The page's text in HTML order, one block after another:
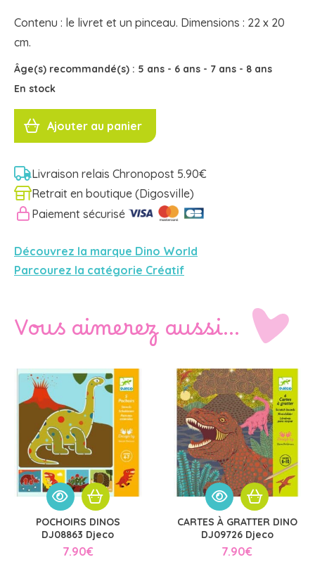
Contenu : le livret et un pinceau. Dimensions : 22 x 20
cm.
Âge(s) recommandé(s) : 5 ans - 6 ans - 7 ans - 8 ans
En stock
quantité
LIVRET
AQUARELLESAjouter au panier
Livraison relais Chronopost 5.90€
Retrait en boutique (Digosville)
Paiement sécurisé
Découvrez la marque Dino World
Parcourez la catégorie Créatif
Vous aimerez aussi…
POCHOIRS DINOS
DJ08863 Djeco
7.90€
CARTES À GRATTER DINO
DJ09726 Djeco
7.90€